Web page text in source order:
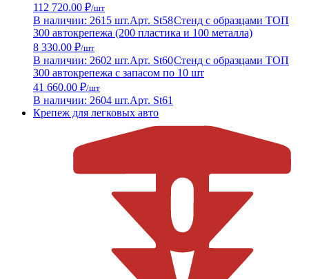
112 720.00 ₽/шт
В наличии: 2615 шт.Арт. St58Стенд с образцами ТОП
300 автокрепежа (200 пластика и 100 металла)
8 330.00 ₽/шт
В наличии: 2602 шт.Арт. St60Стенд с образцами ТОП
300 автокрепежа с запасом по 10 шт
41 660.00 ₽/шт
В наличии: 2604 шт.Арт. St61
Крепеж для легковых авто